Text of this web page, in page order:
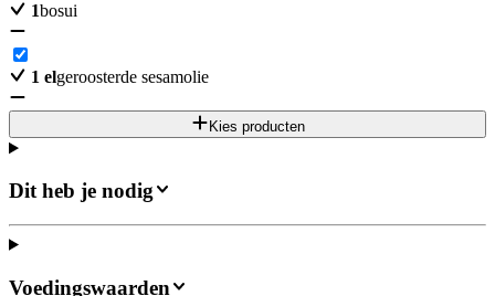
1bosui
1 elgeroosterde sesamolie
Kies producten
Dit heb je nodig
Voedingswaarden